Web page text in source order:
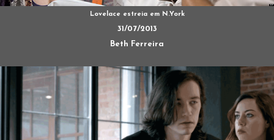
Lovelace estreia em N.York
31/07/2013
Beth Ferreira